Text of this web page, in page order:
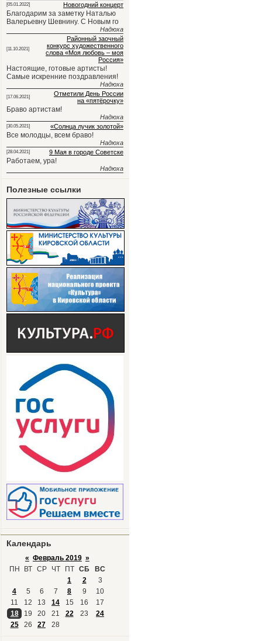
[05.01.2022] Новогодний концерт
Благодарим за заметку Наталью
Валерьевну Шевнину. С Новым го
Надюха
[11.10.2021]
Районный заочный
конкурс художественного
слова «Моя любовь – моя
Россия»
Настоящие, готовые артисты!
Самые искренние поздравления!
Надюха
[17.06.2021]
Отметили День России
на «пятёрочку»
Браво артистам!
Надюха
[30.05.2021] «Солнца лучик золотой»
Все молодцы, всем браво!
Надюха
[28.04.2021] 9 Мая в городе Советске
Работаем, ура!
Надюха
Полезные ссылки
Календарь
« Февраль 2019 »
ПН
ВТ СР ЧТ ПТ СБ
ВС
1
2
3
4
5 6 7 8 9
10
11
12 13 14 15 16
17
18
19 20 21 22 23
24
25
26 27 28